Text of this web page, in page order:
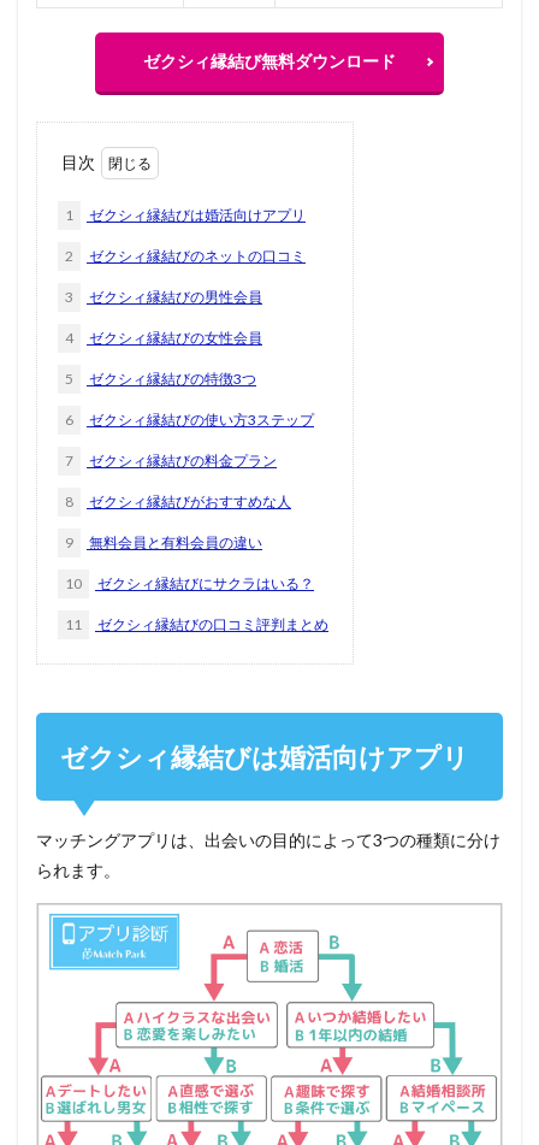
ゼクシィ縁結び無料ダウンロード
目次
1 ゼクシィ縁結びは婚活向けアプリ
2 ゼクシィ縁結びのネットの口コミ
3 ゼクシィ縁結びの男性会員
4 ゼクシィ縁結びの女性会員
5 ゼクシィ縁結びの特徴3つ
6 ゼクシィ縁結びの使い方3ステップ
7 ゼクシィ縁結びの料金プラン
8 ゼクシィ縁結びがおすすめな人
9 無料会員と有料会員の違い
10 ゼクシィ縁結びにサクラはいる？
11 ゼクシィ縁結びの口コミ評判まとめ
ゼクシィ縁結びは婚活向けアプリ
マッチングアプリは、出会いの目的によって3つの種類に分け
られます。